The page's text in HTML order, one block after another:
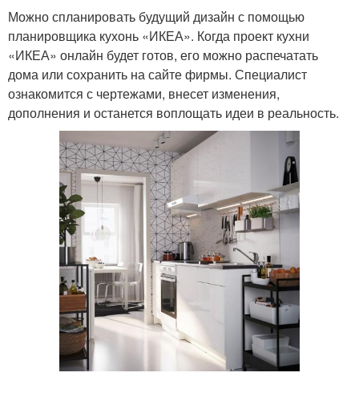
Можно спланировать будущий дизайн с помощью
планировщика кухонь «ИКЕА». Когда проект кухни
«ИКЕА» онлайн будет готов, его можно распечатать
дома или сохранить на сайте фирмы. Специалист
ознакомится с чертежами, внесет изменения,
дополнения и останется воплощать идеи в реальность.